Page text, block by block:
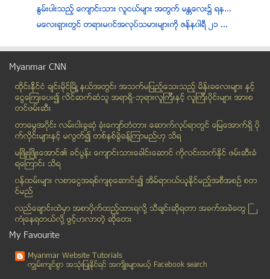
ႏြမ္းပါးသည့္ ေက်ာင္းသား လူငယ္မ်ား အတြက္ မႏၲေလး၌ ရန...
မေလးရွားတြင္ တရားမ၀င္အလုပ္သမားမ်ားကုိ ဇန္န၀ါရီ ၂၁ ...
UWSA ဝ တပ္ဖြဲ႕၀င္တစ္ဦး တရားမ၀င္လက္နက္ကိုင္ေဆာင္ၿပ...
ပညာသင္ၾကားေရး မထိခိုက္ရင္ ႏိုင္ငံေရးလုပ္တာ မတားျမစ...
ရခိုင္ပညာရည္ခၽြန္ဆုႏွင့္ ထူးျခားထူးခၽြန္ဆုေပးပြဲ ေ...
အာဆီယံေဒသတြင္း စီးပြားဖြံ႔ၿဖိဳးတုိးတက္ေရး ေဆြးေႏြးမည္
ဘယ္လမ္းက သြားေနသလဲ
ဒုတိယအၾကိမ္ ျပည္ေတာ္ျပန္ခရီးစဥ္ (၅)
႐ိုဟင္ဂ်ာဆိုသည္႕ လူမ်ိဳးမရွိေၾကာင္း ျပန္ၾကားေရး ဒု...
ႏိုင္ငံေရး ပဋိပကၡေၾကာင့္ ထိုင္းႏွင့္ ျမန္မာ ဗီဇာကင...
စသံုးလံုး အၿငိမ္းစားတစ္ဦးထံမွ က်ပ္သိန္း ၉၀ ေက်ာ္ဖ...
နိုင္/က်ဥ္းမ်ားအား လႊတ္ေပးရန္မရွိေတာ့ ဟု သမၼတ၏ ေျပ...
၁၃၀၀ ျပည့္ အေရးေတာ္ပံု စိန္ရတု ရန္ကုန္တြင္ ခမ္းနား...
Myanmar CNN
ထိုင္းနို္င္ငံ ခ်င္းမိုင္ျမိဳ ့နယ္အတြင္း အသက္မျပည့္ေသးသည့္ မိန္းခေလးမ်ား နွင့္
ေငြေၾကးေပး၍ လိင္ဆက္ဆံသူ အရာရွိ-ဘုရားလူၾကီးနွင့္ လူၾကီးပိုင္းမ်ား အားစ
တင္ဖမ္းဆီး
တာေမြအ၀ိုင္း လမ္းငါးခြဆံု ခံုးေက်ာ္တံတား ေဆာက္လုပ္ရာတြင္ ေျမေအာက္ရွိ ပို
က္လိုင္းမ်ားႏွင့္ မလြတ္၍ တစ္ႏွစ္ခြဲခန္႔ၾကာမည္ဟု သိရ
မၿဖိဳးၿဖိဳးေအာင္၏ ခင္ပြန္း ေက်ာင္းသားေခါင္းေဆာင္ ကိုလင္းထက္ႏိုင္ ဖမ္းဆီးခံ
ရေၾကာင္း သိရ
၀န္ထမ္းမ်ား လစာေငြအရစ္က်စုေဆာင္း၍ အိမ္ရာ၀ယ္ယူႏုိင္မည့္အစီအစဥ္ စတ
င္မည္
လည္ေခ်ာင္းထဲမွာ အစာပိုက္ထည့္ထားရလုိ႔ သီခ်င္းဆုိရတာ အခက္အခဲေတြ ႀ
ကံဳေနရတယ္လို႔ ဖြင့္ဟလာတဲ့ ဆုိေတး
My Favourite
Myanmar Website Tutorials
ကၽြမ္းက်င္စြာ အသုံးျပဳႏုိင္ရင္ အက်ိဳးမ်ားမယ့္ Facebook search